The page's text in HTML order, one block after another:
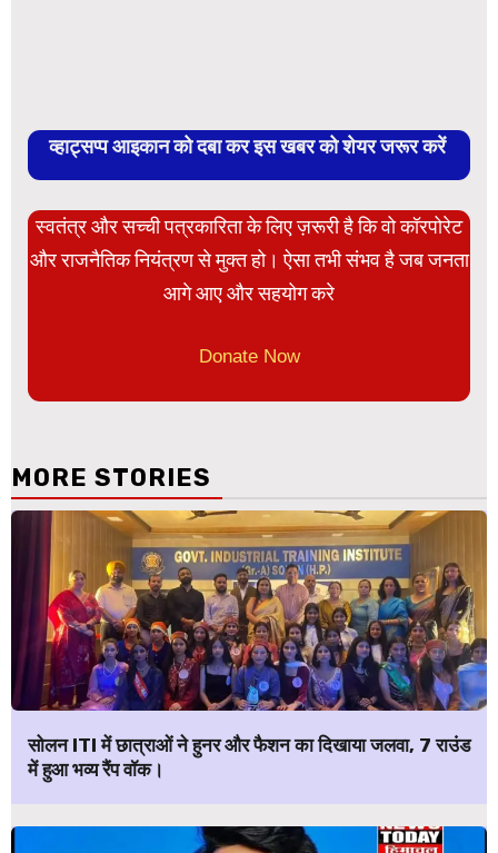
व्हाट्सप्प आइकान को दबा कर इस खबर को शेयर जरूर करें
स्वतंत्र और सच्ची पत्रकारिता के लिए ज़रूरी है कि वो कॉरपोरेट
और राजनैतिक नियंत्रण से मुक्त हो। ऐसा तभी संभव है जब जनता
आगे आए और सहयोग करे
Donate Now
MORE STORIES
सोलन ITI में छात्राओं ने हुनर और फैशन का दिखाया जलवा, 7 राउंड
में हुआ भव्य रैंप वॉक।